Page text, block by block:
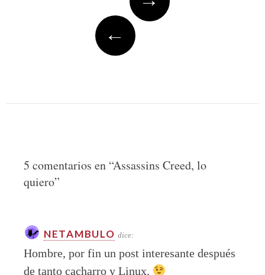
←
5 comentarios en “Assassins Creed, lo
quiero”
NETAMBULO dice:
Hombre, por fin un post interesante después
de tanto cacharro y Linux.